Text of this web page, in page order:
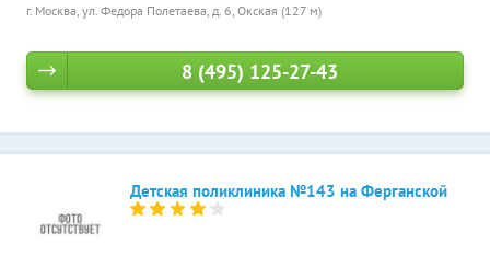
г. Москва, ул. Федора Полетаева, д. 6, Окская (127 м)
8 (495) 125-27-43
Детская поликлиника №143 на Ферганской